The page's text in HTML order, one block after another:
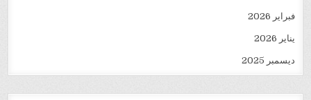
فبراير 2026
يناير 2026
ديسمبر 2025